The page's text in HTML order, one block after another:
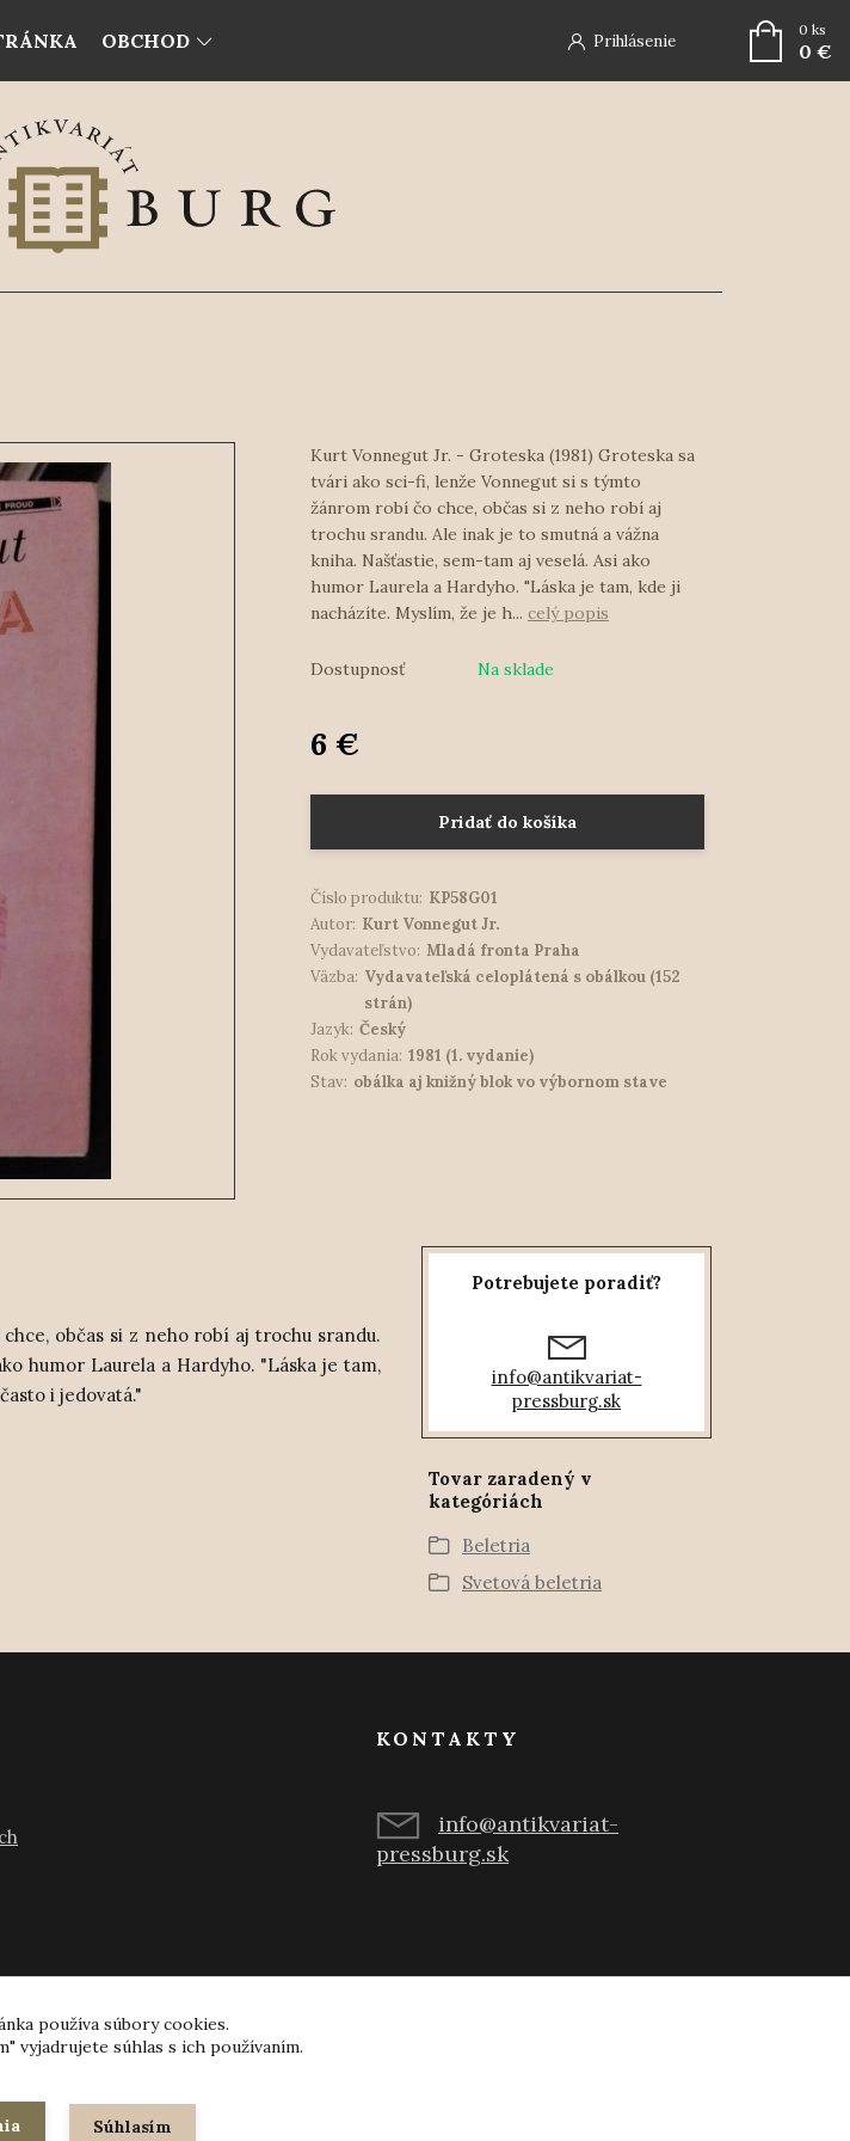
OBCHOD Prihlásenie
0 ks
0 €
Kurt Vonnegut Jr. - Groteska (1981) Groteska sa
tvári ako sci-fi, lenže Vonnegut si s týmto
žánrom robí čo chce, občas si z neho robí aj
trochu srandu. Ale inak je to smutná a vážna
kniha. Našťastie, sem-tam aj veselá. Asi ako
humor Laurela a Hardyho. "Láska je tam, kde ji
nacházíte. Myslím, že je h... celý popis
Dostupnosť Na sklade
6 €
Pridať do košíka
Číslo produktu: KP58G01
Autor: Kurt Vonnegut Jr.
Vydavateľstvo: Mladá fronta Praha
Väzba: Vydavateľská celoplátená s obálkou (152
strán)
Jazyk: Český
Rok vydania: 1981 (1. vydanie)
Stav: obálka aj knižný blok vo výbornom stave
občas si z neho robí aj trochu srandu.
humor Laurela a Hardyho. "Láska je tam,
i jedovatá."
Potrebujete poradiť?
info@antikvariat-
pressburg.sk
Tovar zaradený v
kategóriách
Beletria
Svetová beletria
KONTAKTY
info@antikvariat-
pressburg.sk
všetky práva vyhradené
používa súbory cookies.
vyjadrujete súhlas s ich používaním.
Súhlasím